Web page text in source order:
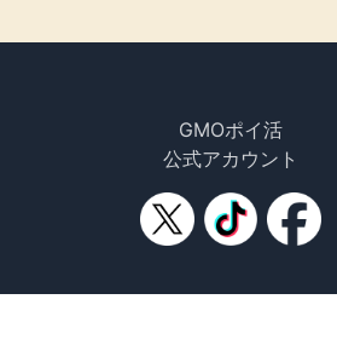
GMOポイ活
公式アカウント